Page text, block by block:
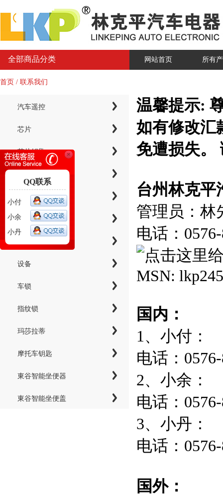
全部商品分类 网站首页 所有
首页 / 联系我们
汽车遥控
芯片
芯片钥匙
电子芯片钥匙壳
智能卡小钥匙
设备
车锁
指纹锁
玛莎拉蒂
摩托车钥匙
東谷智能坐便器
東谷智能坐便盖
温馨提示:
如有修改汇
免遭损失。
台州林克平
管理员：林
电话：
MSN:
国内：
1、小付：
电话：
2、小余：
电话：
3、小丹：
电话：
国外：
QQ联系
小付
小余
小丹